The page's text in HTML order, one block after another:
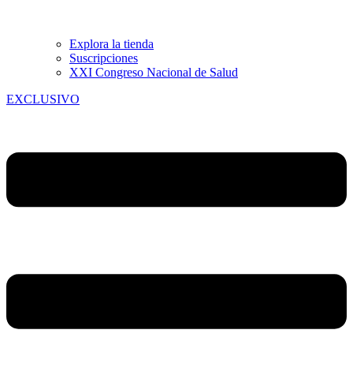
Explora la tienda
Suscripciones
XXI Congreso Nacional de Salud
EXCLUSIVO